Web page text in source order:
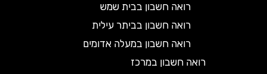
רואה חשבון בבית שמש
רואה חשבון בביתר עילית
רואה חשבון במעלה אדומים
רואה חשבון במרכז